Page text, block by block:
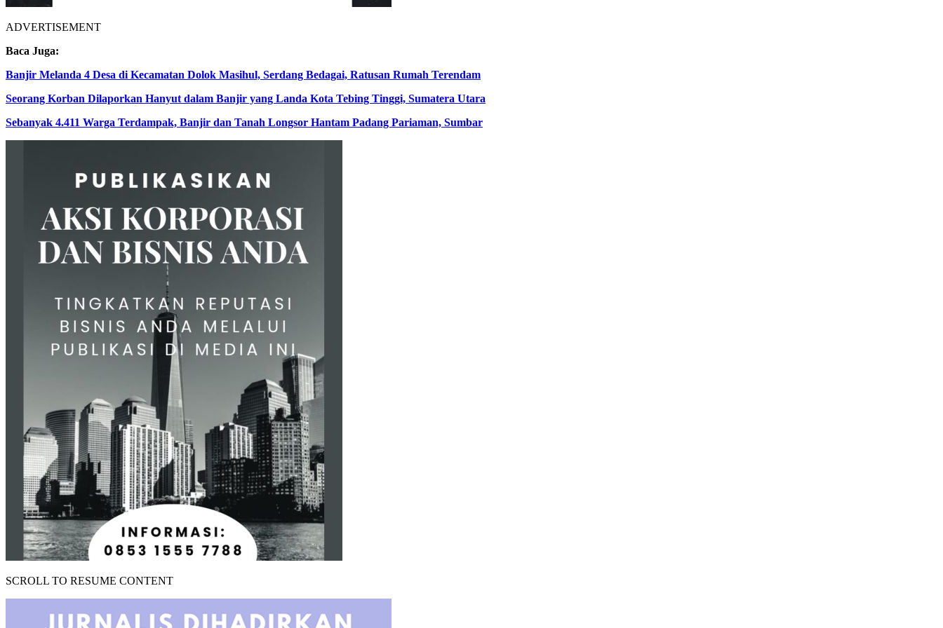
ADVERTISEMENT
Baca Juga:
Banjir Melanda 4 Desa di Kecamatan Dolok Masihul, Serdang Bedagai, Ratusan Rumah Terendam
Seorang Korban Dilaporkan Hanyut dalam Banjir yang Landa Kota Tebing Tinggi, Sumatera Utara
Sebanyak 4.411 Warga Terdampak, Banjir dan Tanah Longsor Hantam Padang Pariaman, Sumbar
SCROLL TO RESUME CONTENT